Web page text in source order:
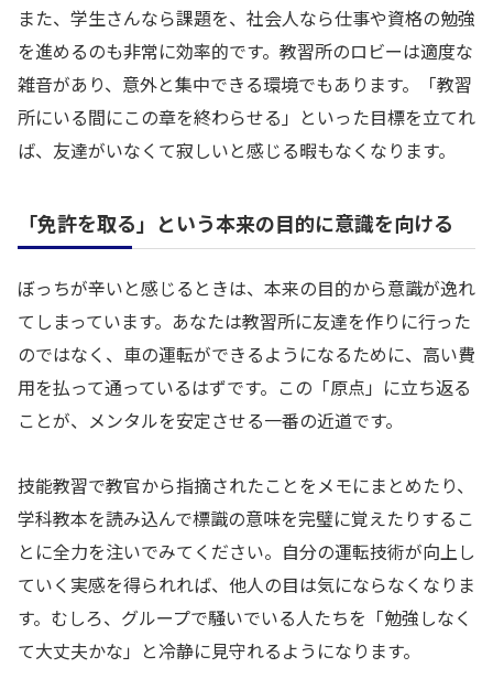
また、学生さんなら課題を、社会人なら仕事や資格の勉強
を進めるのも非常に効率的です。教習所のロビーは適度な
雑音があり、意外と集中できる環境でもあります。「教習
所にいる間にこの章を終わらせる」といった目標を立てれ
ば、友達がいなくて寂しいと感じる暇もなくなります。
「免許を取る」という本来の目的に意識を向ける
ぼっちが辛いと感じるときは、本来の目的から意識が逸れ
てしまっています。あなたは教習所に友達を作りに行った
のではなく、車の運転ができるようになるために、高い費
用を払って通っているはずです。この「原点」に立ち返る
ことが、メンタルを安定させる一番の近道です。
技能教習で教官から指摘されたことをメモにまとめたり、
学科教本を読み込んで標識の意味を完璧に覚えたりするこ
とに全力を注いでみてください。自分の運転技術が向上し
ていく実感を得られれば、他人の目は気にならなくなりま
す。むしろ、グループで騒いでいる人たちを「勉強しなく
て大丈夫かな」と冷静に見守れるようになります。